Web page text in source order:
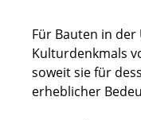
Für Bauten in
Kulturdenkmals
soweit sie für
erheblicher